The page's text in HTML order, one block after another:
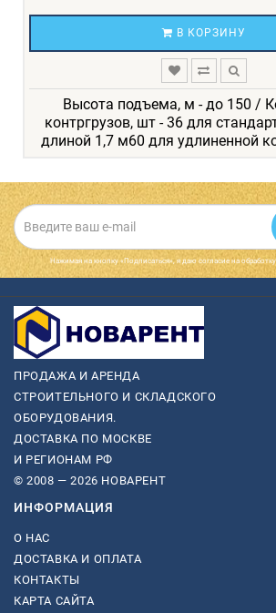
В КОРЗИНУ
Высота подъема, м - до 150 /
контргрузов, шт - 36 для
длиной 1,7 м60 для удлиненной
Нажимая на кнопку «Подписаться», я даю cогласие на
ПРОДАЖА И АРЕНДА
СТРОИТЕЛЬНОГО И СКЛАДСКОГО
ОБОРУДОВАНИЯ.
ДОСТАВКА ПО МОСКВЕ
И РЕГИОНАМ РФ
© 2008 — 2026 НОВАРЕНТ
ИНФОРМАЦИЯ
О НАС
ДОСТАВКА И ОПЛАТА
КОНТАКТЫ
КАРТА САЙТА